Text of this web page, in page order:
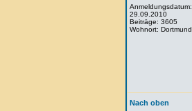
Anmeldungsdatum:
29.09.2010
Beiträge: 3605
Wohnort: Dortmund
Nach oben